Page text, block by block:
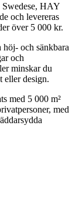
HAY
och levereras
över 5 000 kr.
och sänkbara
och
minskar du
eller design.
med 5 000 m²
med